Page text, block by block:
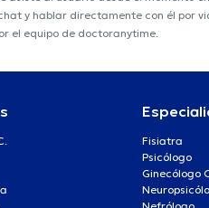
y hablar directamente con él por
el equipo de doctoranytime.
Fisiatra
Psicólogo
Ginecólogo